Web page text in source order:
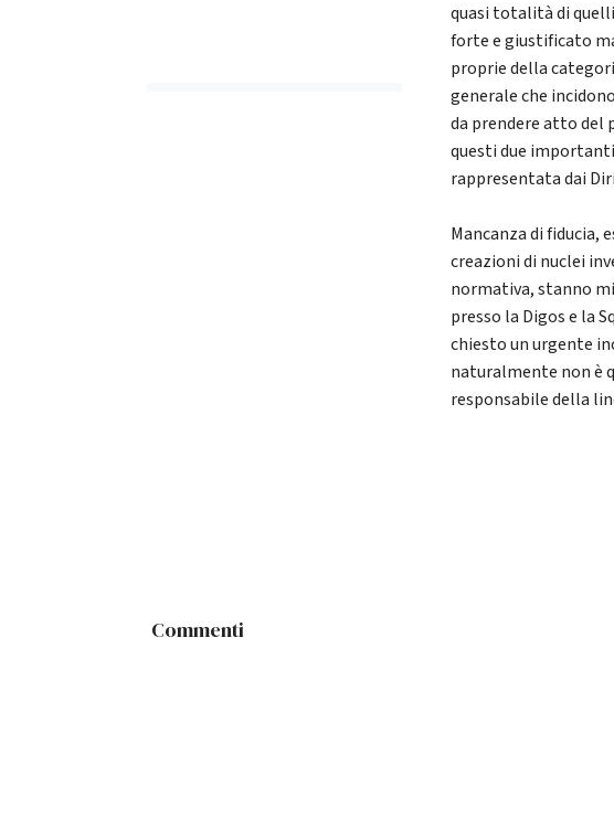
quasi totalità di
forte e giustificato
proprie della
generale che
da prendere atto del
questi due
rappresentata dai
Mancanza di
creazioni di nuclei
normativa, stanno
presso la Digos e la
chiesto un urgente
naturalmente non è
responsabile della
Commenti